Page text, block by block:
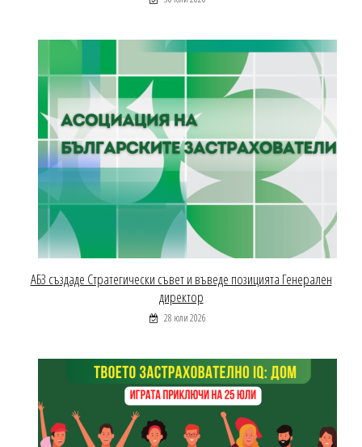
АБЗ създаде Стратегически съвет и въведе позицията Генерален
директор
28 юли 2026